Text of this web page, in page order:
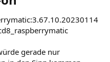
gerade nur